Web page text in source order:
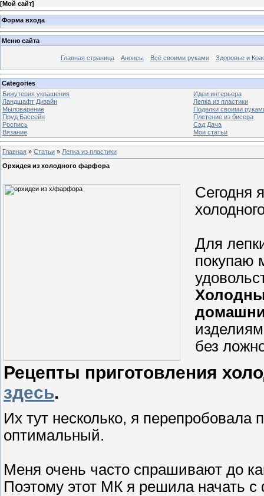
[Мой сайт]
Форма входа
Меню сайта
Главная страница Анонсы Всё своими руками Здоровье и
Categories
Бижутерия украшения
Идеи интерьера
Ландшафт Дизайн
Лепка из пластики
Мыловарение
Поделки своими
Пруд Бассейн
Плетение из бисера
Роспись
Сад Дача
Вязание
Мои статьи
Главная » Статьи » Лепка из пластики
Орхидея из холодного фарфора
Сегодня
Для
покупаю
без
Рецепты приготовления
здесь.
Их тут несколько, я перепробовала
оптимальный.
Меня очень часто спрашивают до
Поэтому этот МК я решила начать